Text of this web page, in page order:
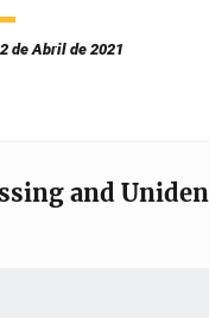
de Abril de 2021
and